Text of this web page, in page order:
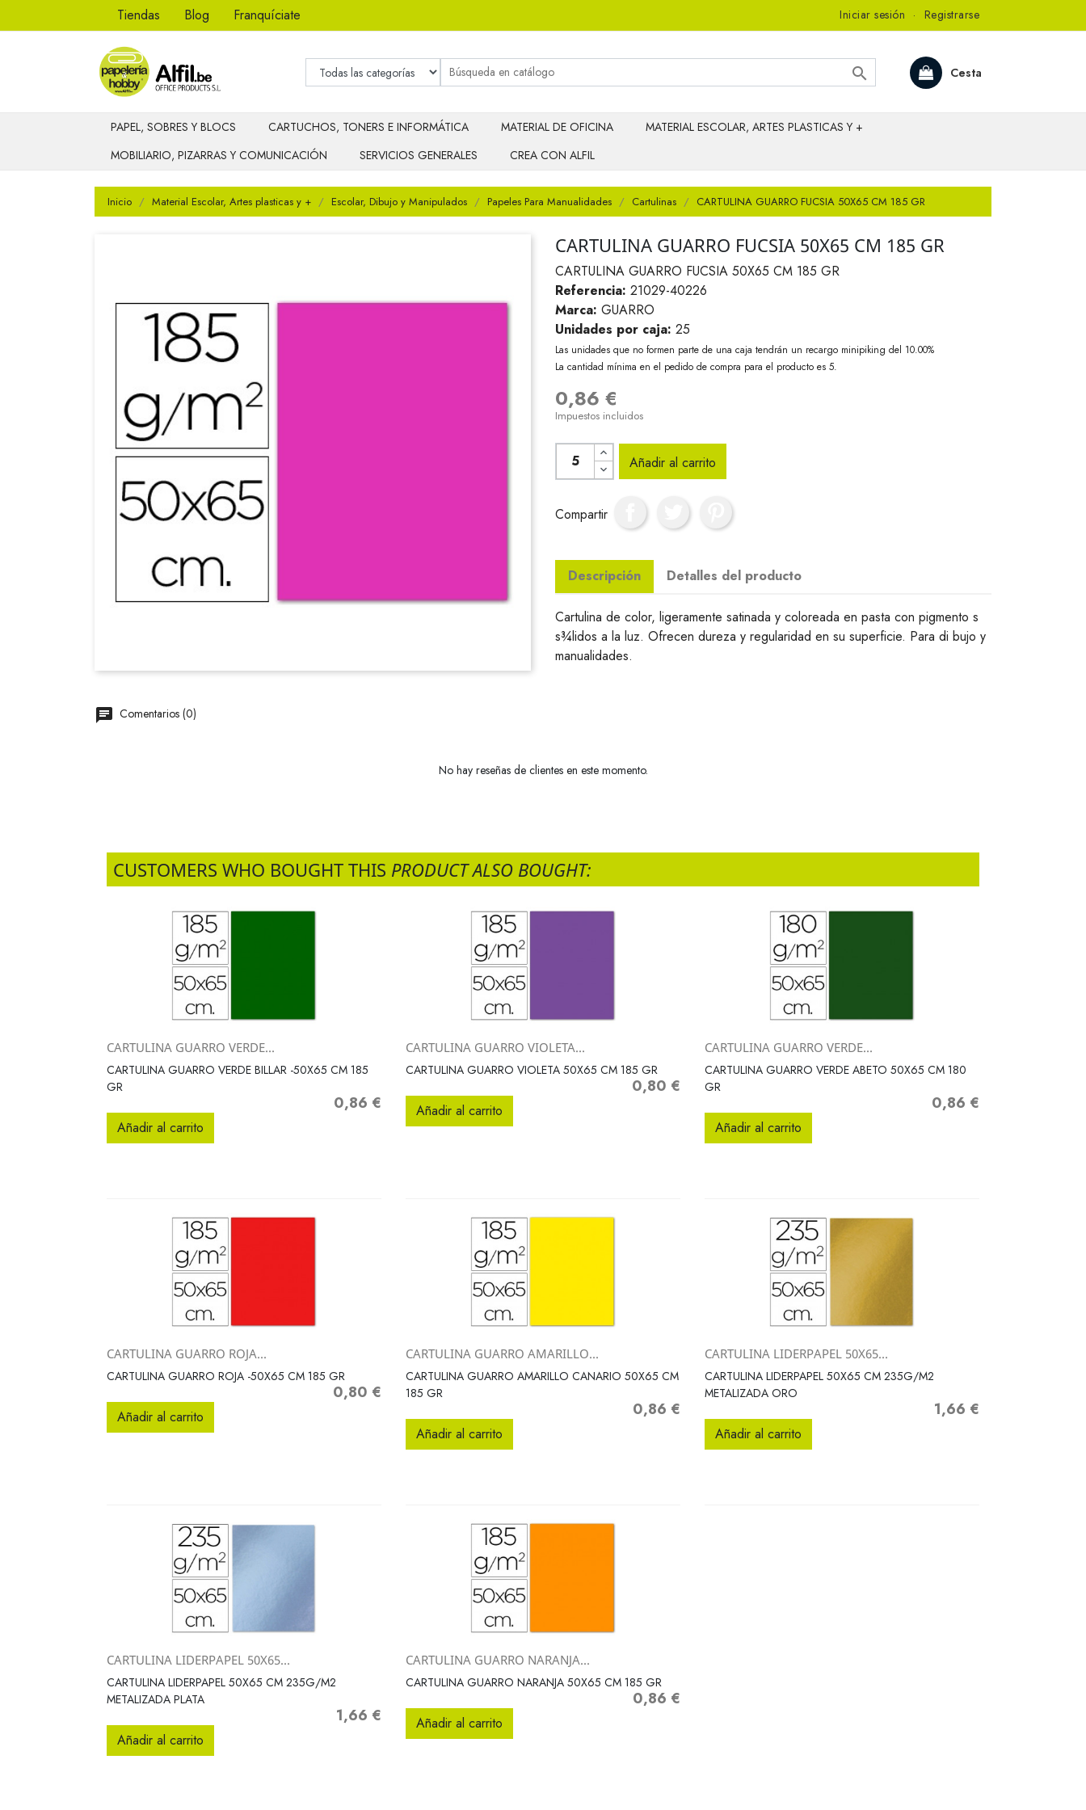
Tiendas Blog Franquíciate Iniciar sesión · Registrarse
Cesta

PAPEL, SOBRES Y BLOCS CARTUCHOS, TONERS E INFORMÁTICA MATERIAL DE OFICINA
MATERIAL ESCOLAR, ARTES PLASTICAS Y +
MOBILIARIO, PIZARRAS Y COMUNICACIÓN
SERVICIOS GENERALES CREA CON ALFIL
Inicio Material Escolar, Artes plasticas y + Escolar, Dibujo y Manipulados Papeles Para Manualidades Cartulinas CARTULINA GUARRO FUCSIA 50X65 CM 185 GR
CARTULINA GUARRO FUCSIA 50X65 CM 185 GR
CARTULINA GUARRO FUCSIA 50X65 CM 185 GR
Referencia: 21029-40226
Marca: GUARRO
Unidades por caja: 25
Las unidades que no formen parte de una caja tendrán un recargo minipiking del 10.00%
La cantidad mínima en el pedido de compra para el producto es 5.
0,86 €
Impuestos incluidos
Añadir al carrito
Compartir
Descripción Detalles del producto
Cartulina de color, ligeramente satinada y coloreada en pasta con pigmento s
s¾lidos a la luz. Ofrecen dureza y regularidad en su superficie. Para di bujo y
manualidades.
Comentarios (0)
No hay reseñas de clientes en este momento.
CUSTOMERS WHO BOUGHT THIS PRODUCT ALSO BOUGHT:
 Vista rápida
CARTULINA GUARRO VERDE...
CARTULINA GUARRO VERDE BILLAR -50X65 CM 185
GR
Precio
0,86 €
Añadir al carrito
 Vista rápida
CARTULINA GUARRO VIOLETA...
CARTULINA GUARRO VIOLETA 50X65 CM 185 GR
Precio
0,80 €
Añadir al carrito
 Vista rápida
CARTULINA GUARRO VERDE...
CARTULINA GUARRO VERDE ABETO 50X65 CM 180
GR
Precio
0,86 €
Añadir al carrito
Vista rápida
CARTULINA GUARRO ROJA...
CARTULINA GUARRO ROJA -50X65 CM 185 GR
Precio
0,80 €
Añadir al carrito
 Vista rápida
CARTULINA GUARRO AMARILLO...
CARTULINA GUARRO AMARILLO CANARIO 50X65 CM
185 GR
Precio
0,86 €
Añadir al carrito
Vista rápida
CARTULINA LIDERPAPEL 50X65...
CARTULINA LIDERPAPEL 50X65 CM 235G/M2
METALIZADA ORO
Precio
1,66 €
Añadir al carrito
Vista rápida
CARTULINA LIDERPAPEL 50X65...
CARTULINA LIDERPAPEL 50X65 CM 235G/M2
METALIZADA PLATA
Precio
1,66 €
Añadir al carrito
Vista rápida
CARTULINA GUARRO NARANJA...
CARTULINA GUARRO NARANJA 50X65 CM 185 GR
Precio
0,86 €
Añadir al carrito